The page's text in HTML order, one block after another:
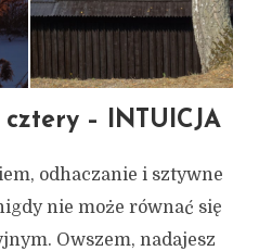
– INTUICJA
odhaczanie i sztywne
nie może równać się
Owszem, nadajesz